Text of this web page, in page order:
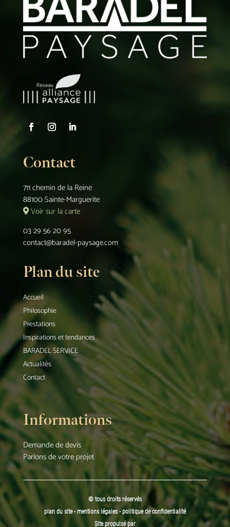
Contact
711 chemin de la Reine
88100 Sainte-Marguerite
Voir sur la carte
03 29 56 20 95
contact@baradel-paysage.com
Plan du site
Accueil
Philosophie
Prestations
Inspirations et tendances
BARADEL SERVICE
Actualités
Contact
Informations
Demande de devis
Parlons de votre projet
© tous droits réservés
plan du site-mentions légales -politique de confidentialité
Site propulsé par